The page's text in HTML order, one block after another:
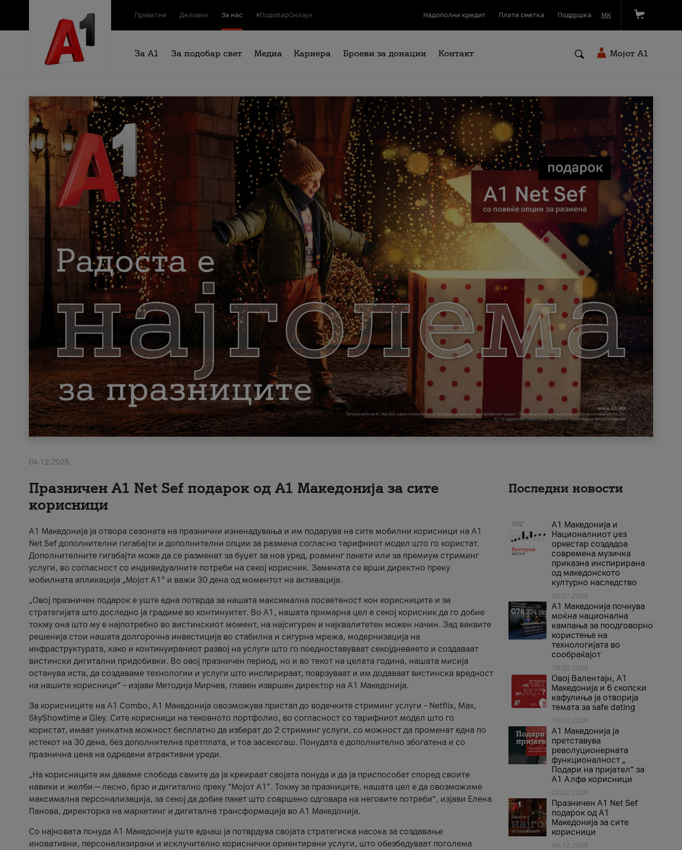
Приватни Деловни За нас #ПодобарОнлајн Надополни кредит Плати сметка Поддршка МК
За А1 За подобар свет Медиа Кариера Броеви за донации Контакт Мојот A1
04.12.2025
Празничен A1 Net Sеf подарок од А1 Македонија за сите
корисници
А1 Македонија ја отвора сезоната на празнични изненадувања и им подарува на сите мобилни корисници на A1
Net Sef дополнителни гигабајти и дополнителни опции за размена согласно тарифниот модел што го користат.
Дополнителните гигабајти може да се разменат за буџет за нов уред, роаминг пакети или за премиум стриминг
услуги, во согласност со индивидуалните потреби на секој корисник. Замената се врши директно преку
мобилната апликација „Мојот А1“ и важи 30 дена од моментот на активација.
„Овој празничен подарок е уште една потврда за нашата максимална посветеност кон корисниците и за
стратегијата што доследно ја градиме во континуитет. Во А1, нашата примарна цел е секој корисник да го добие
токму она што му е најпотребно во вистинскиот момент, на најсигурен и најквалитетен можен начин. Зад ваквите
решенија стои нашата долгорочна инвестиција во стабилна и сигурна мрежа, модернизација на
инфраструктурата, како и континуираниот развој на услуги што го поедноставуваат секојдневието и создаваат
вистински дигитални придобивки. Во овој празничен период, но и во текот на целата година, нашата мисија
останува иста, да создаваме технологии и услуги што инспирираат, поврзуваат и им додаваат вистинска вредност
на нашите корисници“ – изјави Методија Мирчев, главен извршен директор на А1 Македонија.
За корисниците на A1 Combo, А1 Македонија овозможува пристап до водечките стриминг услуги – Netflix, Max,
SkyShowtime и Gley. Сите корисници на тековното портфолио, во согласност со тарифниот модел што го
користат, имаат уникатна можност бесплатно да изберат до 2 стриминг услуги, со можност да променат една по
истекот на 30 дена, без дополнителна претплата, и тоа засекогаш. Понудата е дополнително збогатена и со
празнична цена на одредени атрактивни уреди.
„На корисниците им даваме слобода самите да ја креираат својата понуда и да ја приспособат според своите
навики и желби — лесно, брзо и дигитално преку “Мојот А1”. Токму за празниците, нашата цел е да овозможиме
максимална персонализација, за секој да добие пакет што совршено одговара на неговите потреби“, изјави Елена
Панова, директорка на маркетинг и дигитална трансформација во А1 Македонија.
Со најновата понуда А1 Македонија уште еднаш ја потврдува својата стратегиска насока за создавање
иновативни, персонализирани и исклучително кориснички ориентирани услуги, што обезбедуваат поголема
Последни новости
А1 Македонија и
Националниот џез
оркестар создадоа
современа музичка
приказна инспирирана
од македонското
културно наследство
03.07.2026
A1 Македонија почнува
моќна национална
кампања за поодговорно
користење на
технологијата во
сообраќајот
18.05.2026
Овој Валентајн, A1
Македонија и 6 скопски
кафулиња ја отворија
темата за safe dating
16.02.2026
А1 Македонија ја
претставува
револуционерната
функционалност „
Подари на пријател“ за
А1 Алфа корисници
02.02.2026
Празничен A1 Net Sеf
подарок од А1
Македонија за сите
корисници
04.12.2025